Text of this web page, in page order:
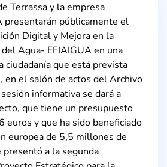
Terrassa y la empresa
presentarán públicamente el
Digital y Mejora en la
Agua- EFIAIGUA en una
ciudadanía que está prevista
en el salón de actos del Archivo
informativa se dará a
que tiene un presupuesto
y que ha sido beneficiado
europea de 5,5 millones de
presentó a la segunda